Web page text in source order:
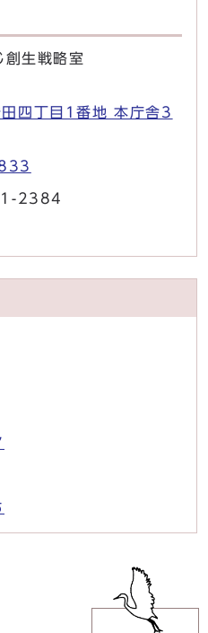
生戦略室
四丁目1番地 本庁舎3
2384